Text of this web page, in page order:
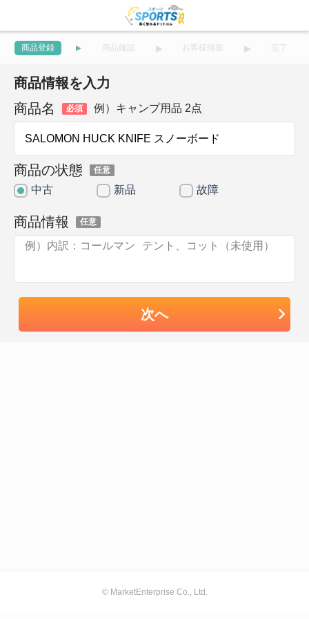
商品登録 商品確認 お客様情報 完了
商品情報を入力
商品名
必須 例）キャンプ用品 2点
商品の状態 任意
中古 新品 故障
商品情報 任意
次へ
© MarketEnterprise Co., Ltd.